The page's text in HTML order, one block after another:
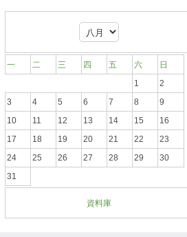
一 二 三 四 五 六
日
1
2
3
4 5 6 7 8
9
10
11 12 13 14 15
16
17
18 19 20 21 22
23
24
25 26 27 28 29
30
31
資料庫